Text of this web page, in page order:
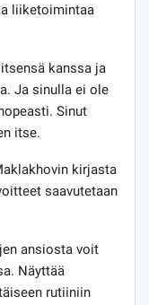
liiketoimintaa
kanssa ja
Ja sinulla ei ole
Sinut
itse.
kirjasta
saavutetaan
ansiosta voit
Näyttää
rutiiniin